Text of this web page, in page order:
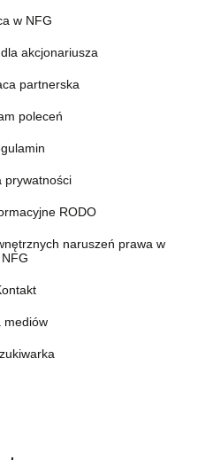
w NFG
akcjonariusza
partnerska
poleceń
prywatności
RODO
naruszeń prawa w
NFG
mediów